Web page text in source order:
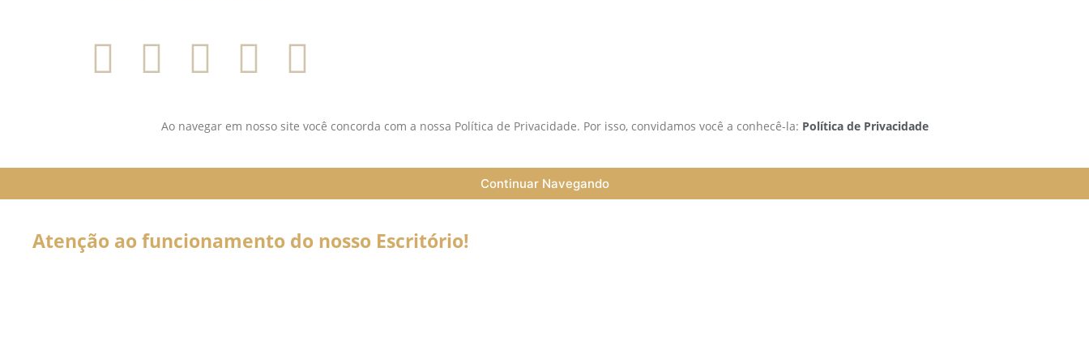
Ao navegar em nosso site você concorda com a nossa Política de Privacidade. Por isso, convidamos você a conhecê-la: Política de Privacidade
Continuar Navegando
Atenção ao funcionamento do nosso Escritório!